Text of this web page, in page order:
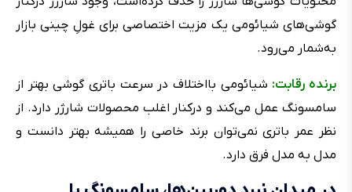
گوشی‌های شیائومی یک مزیت اختصاصی برای غولِ چینی بازار
به‌شمار می‌رود.
برنده رقابت: شیائومی بااختلاف در سرعت باتری گوشی بهتر از
سامسونگ عمل می‌کند و درکنار اغلب محصولات شارژر دارد. از
نظر عمر باتری نمی‌توان برند خاصی را همیشه بهتر دانست و
مدل به مدل فرق دارد.